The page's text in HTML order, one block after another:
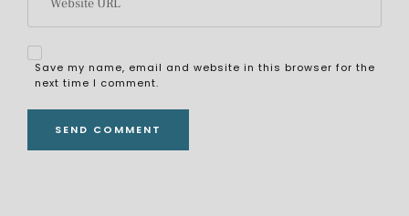
Save my name, email and website in this browser for the
next time I comment.